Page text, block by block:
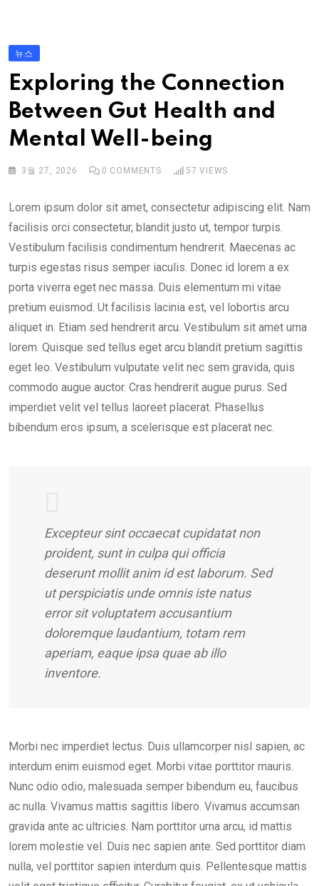
뉴스
Exploring the Connection
Between Gut Health and
Mental Well-being
3월 27, 2026 0 COMMENTS 57 VIEWS
Lorem ipsum dolor sit amet, consectetur adipiscing elit. Nam
facilisis orci consectetur, blandit justo ut, tempor turpis.
Vestibulum facilisis condimentum hendrerit. Maecenas ac
turpis egestas risus semper iaculis. Donec id lorem a ex
porta viverra eget nec massa. Duis elementum mi vitae
pretium euismod. Ut facilisis lacinia est, vel lobortis arcu
aliquet in. Etiam sed hendrerit arcu. Vestibulum sit amet urna
lorem. Quisque sed tellus eget arcu blandit pretium sagittis
eget leo. Vestibulum vulputate velit nec sem gravida, quis
commodo augue auctor. Cras hendrerit augue purus. Sed
imperdiet velit vel tellus laoreet placerat. Phasellus
bibendum eros ipsum, a scelerisque est placerat nec.
Excepteur sint occaecat cupidatat non
proident, sunt in culpa qui officia
deserunt mollit anim id est laborum. Sed
ut perspiciatis unde omnis iste natus
error sit voluptatem accusantium
doloremque laudantium, totam rem
aperiam, eaque ipsa quae ab illo
inventore.
Morbi nec imperdiet lectus. Duis ullamcorper nisl sapien, ac
interdum enim euismod eget. Morbi vitae porttitor mauris.
Nunc odio odio, malesuada semper bibendum eu, faucibus
ac nulla. Vivamus mattis sagittis libero. Vivamus accumsan
gravida ante ac ultricies. Nam porttitor urna arcu, id mattis
lorem molestie vel. Duis nec sapien ante. Sed porttitor diam
nulla, vel porttitor sapien interdum quis. Pellentesque mattis